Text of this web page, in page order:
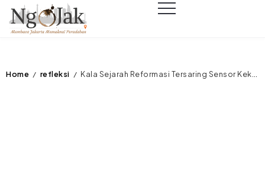
Home / refleksi / Kala Sejarah Reformasi Tersaring Sensor Kekuasaan